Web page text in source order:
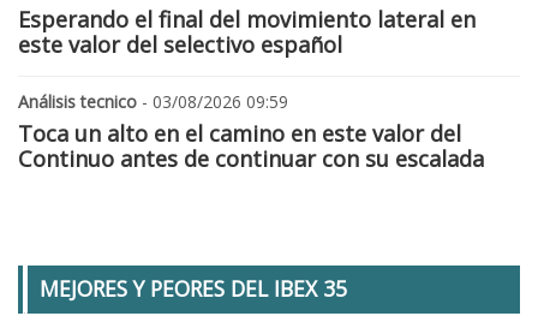
Esperando el final del movimiento lateral en
este valor del selectivo español
Análisis tecnico - 03/08/2026 09:59
Toca un alto en el camino en este valor del
Continuo antes de continuar con su escalada
MEJORES Y PEORES DEL IBEX 35